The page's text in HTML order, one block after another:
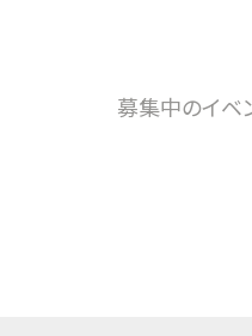
募集中のイベ